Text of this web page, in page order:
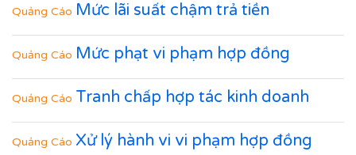
Quảng Cáo Mức lãi suất chậm trả tiền
Quảng Cáo Mức phạt vi phạm hợp đồng
Quảng Cáo Tranh chấp hợp tác kinh doanh
Quảng Cáo Xử lý hành vi vi phạm hợp đồng